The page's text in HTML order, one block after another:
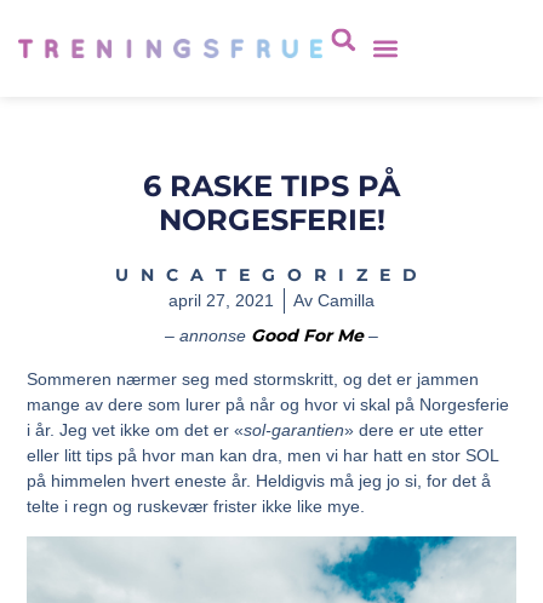
6 RASKE TIPS PÅ
NORGESFERIE!
UNCATEGORIZED
april 27, 2021 Av Camilla
– annonse Good For Me–
Sommeren nærmer seg med stormskritt, og det er jammen
mange av dere som lurer på når og hvor vi skal på Norgesferie
i år. Jeg vet ikke om det er «sol-garantien» dere er ute etter
eller litt tips på hvor man kan dra, men vi har hatt en stor SOL
på himmelen hvert eneste år. Heldigvis må jeg jo si, for det å
telte i regn og ruskevær frister ikke like mye.